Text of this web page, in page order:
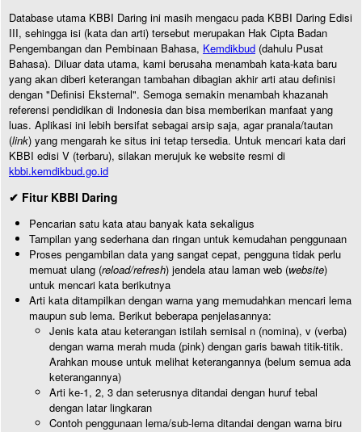
Database utama KBBI Daring ini masih mengacu pada KBBI Daring Edisi
III, sehingga isi (kata dan arti) tersebut merupakan Hak Cipta Badan
Pengembangan dan Pembinaan Bahasa, Kemdikbud (dahulu Pusat
Bahasa). Diluar data utama, kami berusaha menambah kata-kata baru
yang akan diberi keterangan tambahan dibagian akhir arti atau definisi
dengan "Definisi Eksternal". Semoga semakin menambah khazanah
referensi pendidikan di Indonesia dan bisa memberikan manfaat yang
luas. Aplikasi ini lebih bersifat sebagai arsip saja, agar pranala/tautan
(link) yang mengarah ke situs ini tetap tersedia. Untuk mencari kata dari
KBBI edisi V (terbaru), silakan merujuk ke website resmi di
kbbi.kemdikbud.go.id
✔ Fitur KBBI Daring
Pencarian satu kata atau banyak kata sekaligus
Tampilan yang sederhana dan ringan untuk kemudahan penggunaan
Proses pengambilan data yang sangat cepat, pengguna tidak perlu
memuat ulang (reload/refresh) jendela atau laman web (website)
untuk mencari kata berikutnya
Arti kata ditampilkan dengan warna yang memudahkan mencari lema
maupun sub lema. Berikut beberapa penjelasannya:
Jenis kata atau keterangan istilah semisal n (nomina), v (verba)
dengan warna merah muda (pink) dengan garis bawah titik-titik.
Arahkan mouse untuk melihat keterangannya (belum semua ada
keterangannya)
Arti ke-1, 2, 3 dan seterusnya ditandai dengan huruf tebal
dengan latar lingkaran
Contoh penggunaan lema/sub-lema ditandai dengan warna biru